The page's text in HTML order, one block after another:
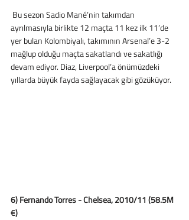
ayrılmasıyla birlikte 12 maçta 11 kez ilk 11’de
yer bulan Kolombiyalı, takımının Arsenal’e 3-2
mağlup olduğu maçta sakatlandı ve sakatlığı
devam ediyor. Diaz, Liverpool’a önümüzdeki
yıllarda büyük fayda sağlayacak gibi gözüküyor.
6) Fernando Torres - Chelsea, 2010/11 (58.5M
€)